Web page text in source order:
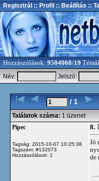
Regisztrál :: Profil :: Beállítás ::
Hozzászólások: 9504068/19
Név:
Jelszó:
/ 1
Találatok száma: 1 üzenet
Pipec
Tagság: 2015-10-07 10:25:38
Tagszám: #132073
Hozzászólások: 1
8.
Jó
de